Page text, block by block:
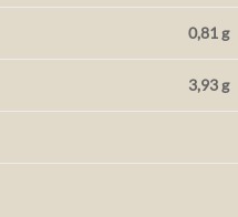
0,81 g
3,93 g